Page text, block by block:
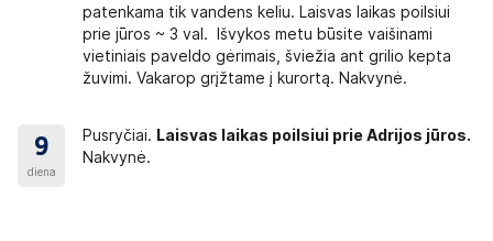
svečių namuose.
nuožiūra apgyvendina grupę laisvuose
gretimuose kambariuose neįpareigoja
patenkama tik vandens keliu. Laisvas laikas poilsiui
prie jūros ~ 3 val. Išvykos metu būsite vaišinami
vietiniais paveldo gėrimais, šviežia ant grilio kepta
žuvimi. Vakarop grįžtame į kurortą. Nakvynė.
9
diena
Pusryčiai. Laisvas laikas poilsiui prie Adrijos jūros.
Nakvynė.